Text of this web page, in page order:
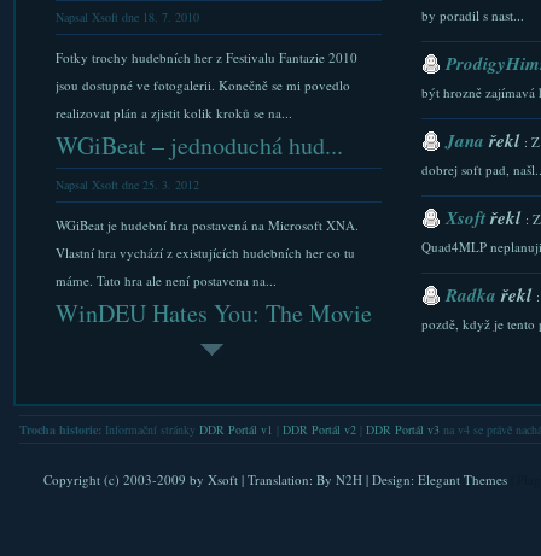
Napsal Xsoft dne 18. 7. 2010
Fotky trochy hudebních her z Festivalu Fantazie 2010
jsou dostupné ve fotogalerii. Konečně se mi povedlo
realizovat plán a zjistit kolik kroků se na...
WGiBeat – jednoduchá hud...
Napsal Xsoft dne 25. 3. 2012
WGiBeat je hudební hra postavená na Microsoft XNA.
Vlastní hra vychází z existujících hudebních her co tu
máme. Tato hra ale není postavena na...
WinDEU Hates You: The Movie
Napsal Xsoft dne 11. 11. 2010
s módy, kurzy a těžce nečitelnými stepcharty se vytasil s
dalším esem. Na In The Groove 2...
AOU2010 uvede GFDM XG,
by poradil s nast...
být hrozně zajímavá
Janařekl :
dobrej soft pad,
Xsoftřekl :
Quad4MLP
Radkařekl
pozdě, když je tento
stazeni a Downlaod...
Xsoftřekl
FAQ. Do nastaveni
Trocha historie: Informační stránky DDR Portál v1 DDR Portál v2| DDR Portál v3na v4 se právě
Copyright (c) 2003-2009 by Xsoft| Translation: By N2H| Design: Elegant Themes